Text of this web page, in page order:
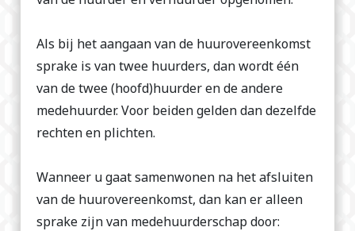
Als bij het aangaan van de huurovereenkomst
sprake is van twee huurders, dan wordt één
van de twee (hoofd)huurder en de andere
medehuurder. Voor beiden gelden dan dezelfde
rechten en plichten.
Wanneer u gaat samenwonen na het afsluiten
van de huurovereenkomst, dan kan er alleen
sprake zijn van medehuurderschap door: